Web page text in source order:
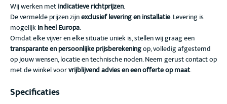
Wij werken metindicatieve richtprijzen.
De vermelde prijzen zijnexclusief levering en installatie. Levering is
mogelijkin heel Europa.
Omdat elke vijver en elke situatie uniek is, stellen wij graag een
transparante en persoonlijke prijsberekeningop, volledig afgestemd
op jouw wensen, locatie en technische noden. Neem gerust contact op
met de winkel voorvrijblijvend advies en een offerte op maat.
Specificaties